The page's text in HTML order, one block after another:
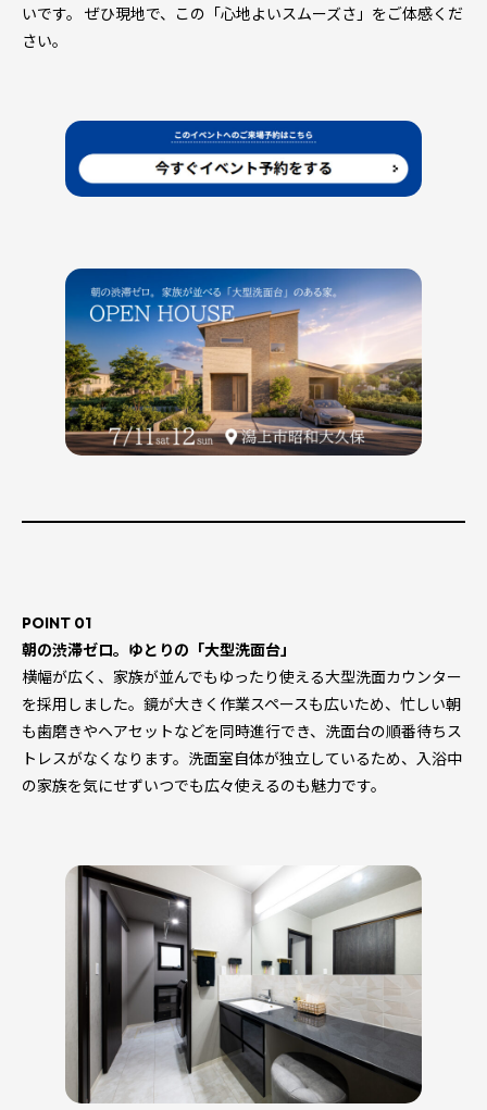
いです。 ぜひ現地で、この「心地よいスムーズさ」をご体感くだ
さい。
POINT 01
朝の渋滞ゼロ。ゆとりの「大型洗面台」
横幅が広く、家族が並んでもゆったり使える大型洗面カウンター
を採用しました。鏡が大きく作業スペースも広いため、忙しい朝
も歯磨きやヘアセットなどを同時進行でき、洗面台の順番待ちス
トレスがなくなります。洗面室自体が独立しているため、入浴中
の家族を気にせずいつでも広々使えるのも魅力です。